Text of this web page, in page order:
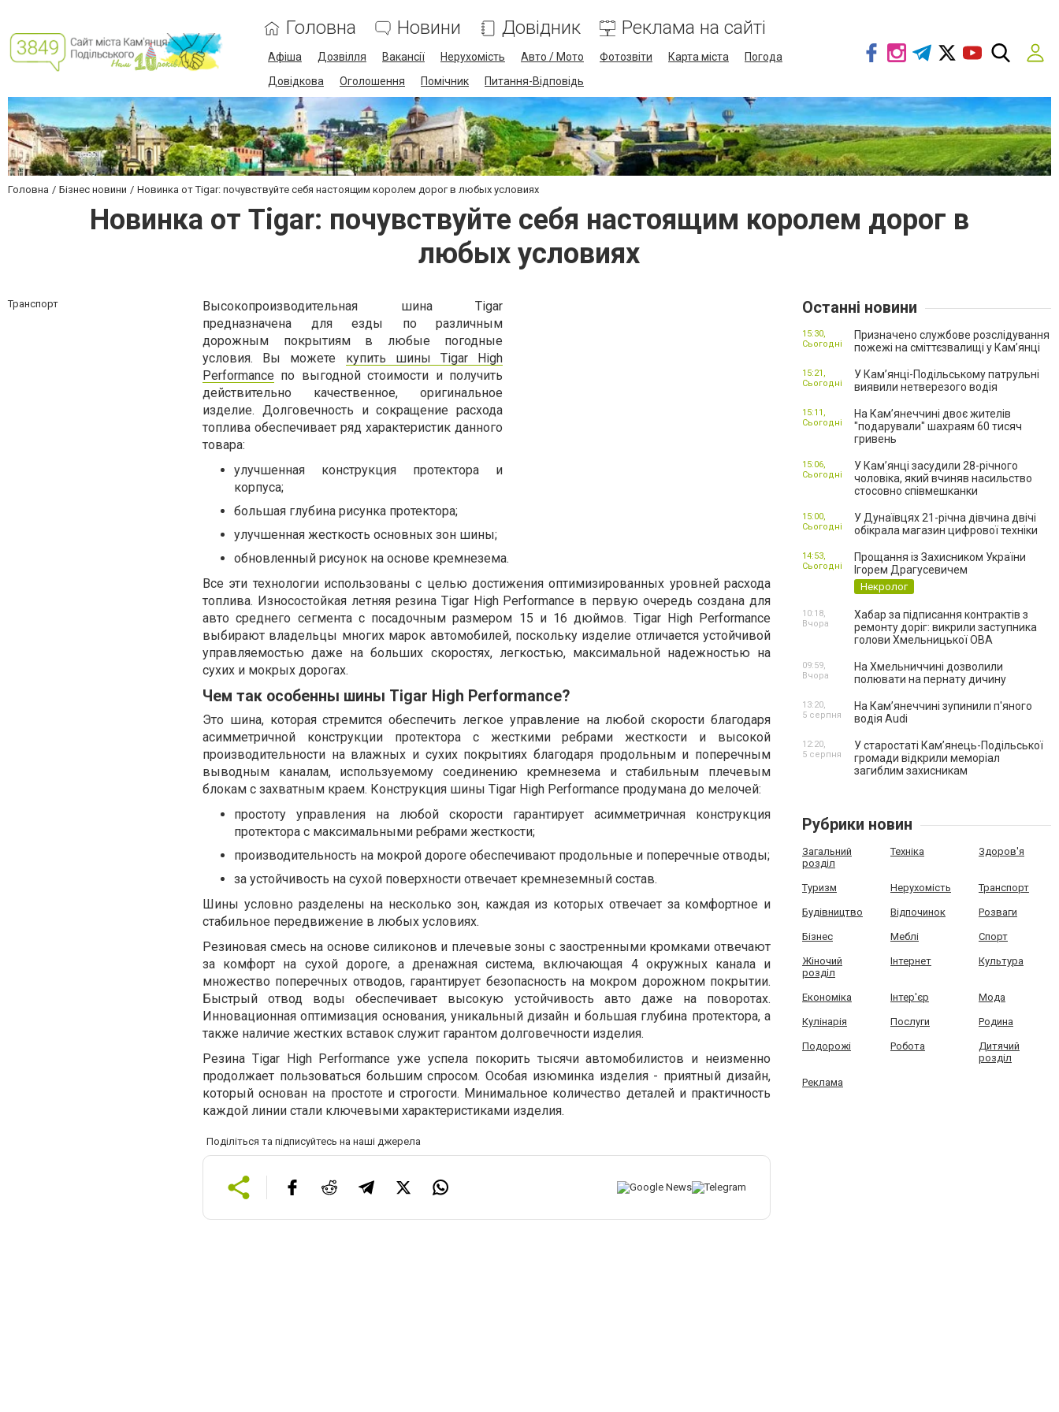
Головна Новини Довідник Реклама на сайті
Афіша Дозвілля Вакансії Нерухомість Авто / Мото Фотозвіти Карта міста
Погода
Довідкова
Оголошення Помічник Питання-Відповідь
Головна Бізнес новини Новинка от Tigar: почувствуйте себя настоящим королем дорог в любых условиях
Новинка от Tigar: почувствуйте себя настоящим королем дорог в
любых условиях
Транспорт
Высокопроизводительная шина Tigar
предназначена для езды по различным
дорожным покрытиям в любые погодные
условия. Вы можете купить шины Tigar High
Performance по выгодной стоимости и получить
действительно качественное, оригинальное
изделие. Долговечность и сокращение расхода
топлива обеспечивает ряд характеристик данного
товара:
улучшенная конструкция протектора и
корпуса;
большая глубина рисунка протектора;
улучшенная жесткость основных зон шины;
обновленный рисунок на основе кремнезема.
Все эти технологии использованы с целью достижения оптимизированных уровней расхода
топлива. Износостойкая летняя резина Tigar High Performance в первую очередь создана для
авто среднего сегмента с посадочным размером 15 и 16 дюймов. Tigar High Performance
выбирают владельцы многих марок автомобилей, поскольку изделие отличается устойчивой
управляемостью даже на больших скоростях, легкостью, максимальной надежностью на
сухих и мокрых дорогах.
Чем так особенны шины Tigar High Performance?
Это шина, которая стремится обеспечить легкое управление на любой скорости благодаря
асимметричной конструкции протектора с жесткими ребрами жесткости и высокой
производительности на влажных и сухих покрытиях благодаря продольным и поперечным
выводным каналам, используемому соединению кремнезема и стабильным плечевым
блокам с захватным краем. Конструкция шины Tigar High Performance продумана до мелочей:
простоту управления на любой скорости гарантирует асимметричная конструкция
протектора с максимальными ребрами жесткости;
производительность на мокрой дороге обеспечивают продольные и поперечные отводы;
за устойчивость на сухой поверхности отвечает кремнеземный состав.
Шины условно разделены на несколько зон, каждая из которых отвечает за комфортное и
стабильное передвижение в любых условиях.
Резиновая смесь на основе силиконов и плечевые зоны с заостренными кромками отвечают
за комфорт на сухой дороге, а дренажная система, включающая 4 окружных канала и
множество поперечных отводов, гарантирует безопасность на мокром дорожном покрытии.
Быстрый отвод воды обеспечивает высокую устойчивость авто даже на поворотах.
Инновационная оптимизация основания, уникальный дизайн и большая глубина протектора, а
также наличие жестких вставок служит гарантом долговечности изделия.
Резина Tigar High Performance уже успела покорить тысячи автомобилистов и неизменно
продолжает пользоваться большим спросом. Особая изюминка изделия - приятный дизайн,
который основан на простоте и строгости. Минимальное количество деталей и практичность
каждой линии стали ключевыми характеристиками изделия.
Поділіться та підписуйтесь на наші джерела
Останні новини
Призначено службове розслідування
пожежі на сміттєзвалищі у Кам’янці
15:30,
Сьогодні
У Кам’янці-Подільському патрульні
виявили нетверезого водія
15:21,
Сьогодні
На Камʼянеччині двоє жителів
"подарували" шахраям 60 тисяч
гривень
15:11,
Сьогодні
У Камʼянці засудили 28-річного
чоловіка, який вчиняв насильство
стосовно співмешканки
15:06,
Сьогодні
У Дунаївцях 21-річна дівчина двічі
обікрала магазин цифрової техніки
15:00,
Сьогодні
Прощання із Захисником України
Ігорем Драгусевичем
Некролог
14:53,
Сьогодні
Хабар за підписання контрактів з
ремонту доріг: викрили заступника
голови Хмельницької ОВА
10:18,
Вчора
На Хмельниччині дозволили
полювати на пернату дичину
09:59,
Вчора
На Камʼянеччині зупинили п'яного
водія Audi
13:20,
5 серпня
У старостаті Кам’янець-Подільської
громади відкрили меморіал
загиблим захисникам
12:20,
5 серпня
Рубрики новин
Загальний
розділ
Техніка Здоров'я
Туризм Нерухомість Транспорт
Будівництво Відпочинок Розваги
Бізнес Меблі Спорт
Жіночий
розділ
Інтернет Культура
Економіка Інтер'єр Мода
Кулінарія Послуги Родина
Подорожі Робота
Дитячий
розділ
Реклама